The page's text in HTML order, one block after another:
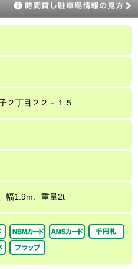
２丁目２２－１５
幅1.9m、重量2t